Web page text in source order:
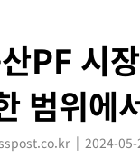
PF 시
범위에
2024-